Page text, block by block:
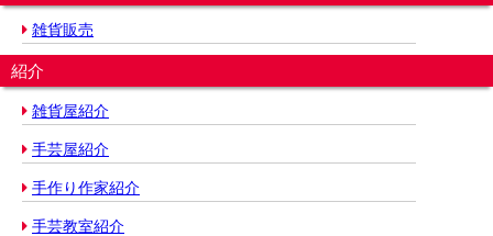
雑貨販売
紹介
雑貨屋紹介
手芸屋紹介
手作り作家紹介
手芸教室紹介